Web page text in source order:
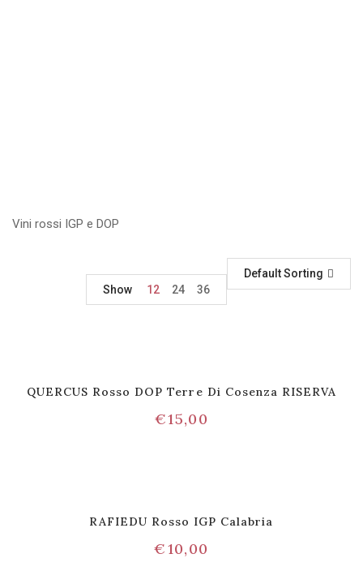
Vini rossi IGP e DOP
Default Sorting
Show
12 24 36
QUERCUS Rosso DOP Terre Di Cosenza RISERVA
€15,00
RAFIEDU Rosso IGP Calabria
€10,00